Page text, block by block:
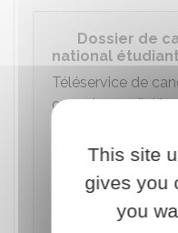
Dossier de
national
Téléservice de
ou un jeune
This site
gives you
you